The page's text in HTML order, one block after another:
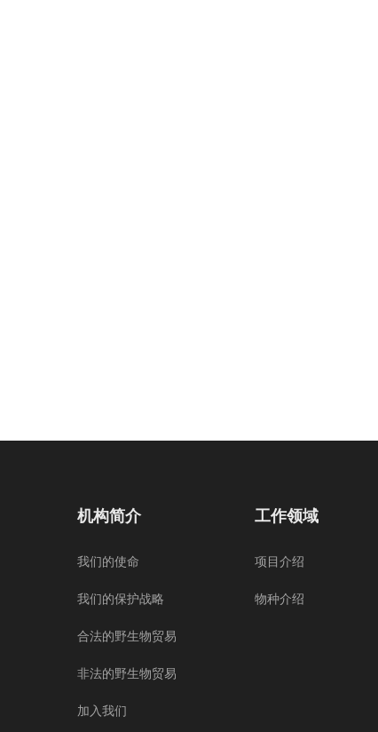
机构简介
我们的使命
我们的保护战略
合法的野生物贸易
非法的野生物贸易
加入我们
工作领域
项目介绍
物种介绍